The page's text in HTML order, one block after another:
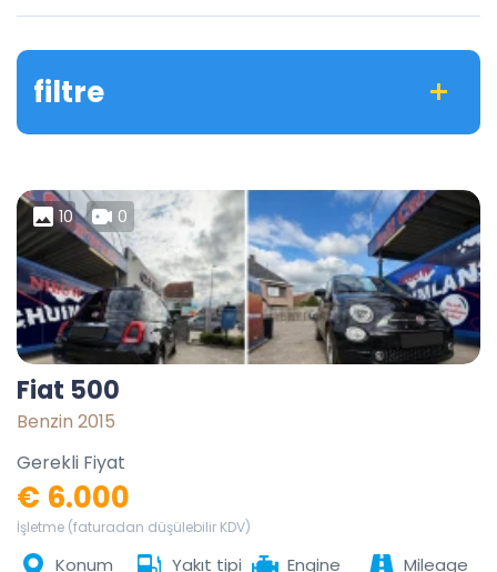
filtre
10 0
Fiat 500
Benzin 2015
Gerekli Fiyat
€ 6.000
İşletme (faturadan düşülebilir KDV)
Konum Yakıt tipi Engine Mileage